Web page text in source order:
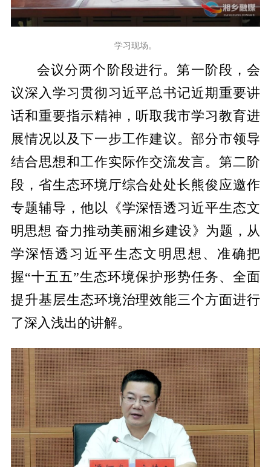
学习现场。
会议分两个阶段进行。第一阶段，会
议深入学习贯彻习近平总书记近期重要讲
话和重要指示精神，听取我市学习教育进
展情况以及下一步工作建议。部分市领导
结合思想和工作实际作交流发言。第二阶
段，省生态环境厅综合处处长熊俊应邀作
专题辅导，他以《学深悟透习近平生态文
明思想 奋力推动美丽湘乡建设》为题，从
学深悟透习近平生态文明思想、准确把
握“十五五”生态环境保护形势任务、全面
提升基层生态环境治理效能三个方面进行
了深入浅出的讲解。